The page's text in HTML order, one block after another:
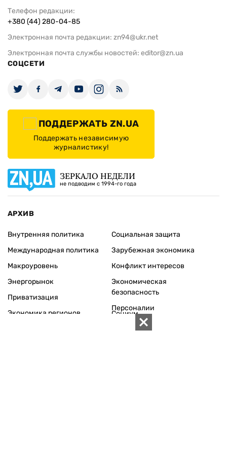
Телефон редакции:
+380 (44) 280-04-85
Электронная почта редакции: zn94@ukr.net
Электронная почта службы новостей: editor@zn.ua
СОЦСЕТИ
ПОДДЕРЖАТЬ ZN.UA
Поддержать независимую
журналистику!
ЗЕРКАЛО НЕДЕЛИ
не подводим с 1994-го года
АРХИВ
Внутренняя политика
Международная политика
Макроуровень
Энергорынок
Приватизация
Экономика регионов
Социальная защита
Зарубежная экономика
Конфликт интересов
Экономическая
безопасность
Персоналии
Социум
История